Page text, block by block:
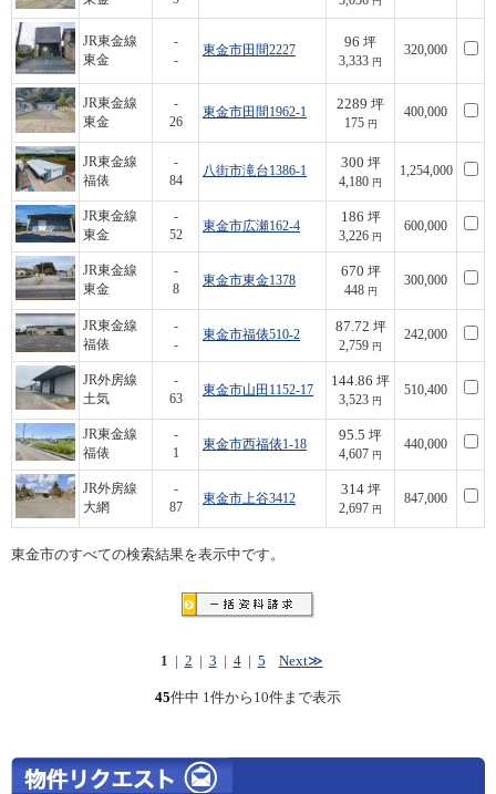
JR東金線
東金
-
-
東金市田間2227
96 坪
3,333 円
320,000
JR東金線
東金
-
26
東金市田間1962-1
2289 坪
175 円
400,000
JR東金線
福俵
-
84
八街市滝台1386-1
300 坪
4,180 円
1,254,000
JR東金線
東金
-
52
東金市広瀬162-4
186 坪
3,226 円
600,000
JR東金線
東金
-
8
東金市東金1378
670 坪
448 円
300,000
JR東金線
福俵
-
-
東金市福俵510-2
87.72 坪
2,759 円
242,000
JR外房線
土気
-
63
東金市山田1152-17
144.86 坪
3,523 円
510,400
JR東金線
福俵
-
1
東金市西福俵1-18
95.5 坪
4,607 円
440,000
JR外房線
大網
-
87
東金市上谷3412
314坪
2,697 円
847,000
東金市のすべての検索結果を表示中です。
1 2 3 4| 5 Next≫
45件中 1件から10件まで表示